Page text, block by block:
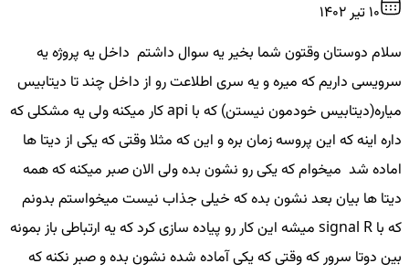
10 تير ۱۴۰۲
سلام دوستان وقتون شما بخیر یه سوال داشتم داخل یه پروژه یه
سرویسی داریم که میره و یه سری اطلاعت رو از داخل چند تا دیتابیس
میاره(دیتابیس خودمون نیستن) که با api کار میکنه ولی یه مشکلی که
داره اینه که این پروسه زمان بره و این که مثلا وقتی که یکی از دیتا ها
اماده شد میخوام که یکی رو نشون بده ولی الان صبر میکنه که همه
دیتا ها بیان بعد نشون بده که خیلی جذاب نیست میخواستم بدونم
که با signal R میشه این کار رو پیاده سازی کرد که یه ارتباطی باز بمونه
بین دوتا سرور که وقتی که یکی آماده شده نشون بده و صبر نکنه که